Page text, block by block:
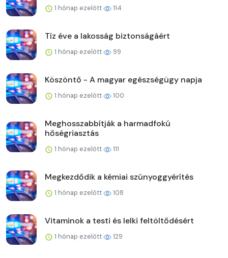
1 hónap ezelőtt 114
Tíz éve a lakosság biztonságáért
1 hónap ezelőtt 99
Köszöntő - A magyar egészségügy napja
1 hónap ezelőtt 100
Meghosszabbítják a harmadfokú
hőségriasztás
1 hónap ezelőtt 111
Megkezdődik a kémiai szúnyoggyérítés
1 hónap ezelőtt 108
Vitaminok a testi és lelki feltöltődésért
1 hónap ezelőtt 129